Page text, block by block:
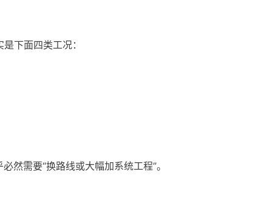
下面四类工况：
需要“换路线或大幅加系统工程”。